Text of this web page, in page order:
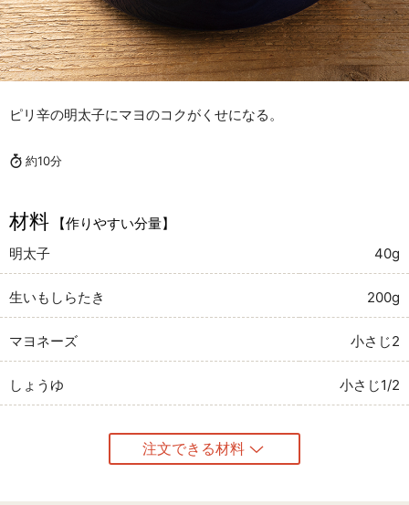
ピリ辛の明太子にマヨのコクがくせになる。
約10分
材料
【作りやすい分量】
明太子
40g
生いもしらたき 200g
マヨネーズ 小さじ2
しょうゆ 小さじ1/2
注文できる材料